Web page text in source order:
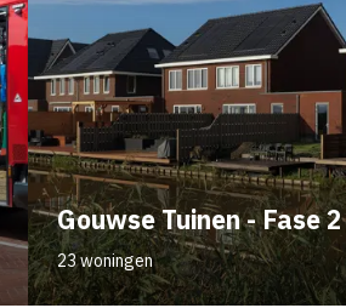
Gouwse Tuinen - Fase 2
23 woningen